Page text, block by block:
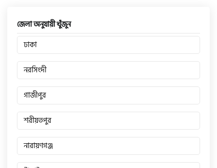
বীটল বোল্ট (Beetle Bolt)
বেনেলি (Benelli)
বেনেট (Bennett)
বিএমডাব্লিউ (BMW)
রয়েল এনফিল্ড (Royal Enfield)
জেলা অনুযায়ী খুঁজুন
ঢাকা
নরসিংদী
গাজীপুর
শরীয়তপুর
নারায়ণগঞ্জ